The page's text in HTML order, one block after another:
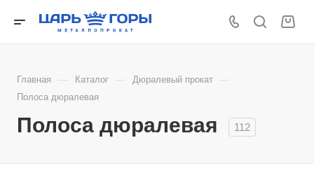
Главная — Каталог — Дюралевый прокат —
Полоса дюралевая
Полоса дюралевая 112